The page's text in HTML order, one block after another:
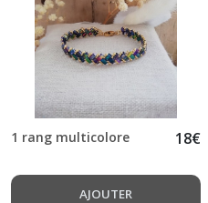
1 rang multicolore 18€
AJOUTER